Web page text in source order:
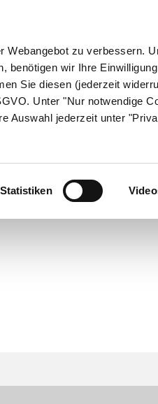
Webangebot zu verbessern.
benötigen wir Ihre
Sie diesen (jederzeit
Unter "Nur notwendige
Auswahl jederzeit unter
Statistiken
Eltern & Kind